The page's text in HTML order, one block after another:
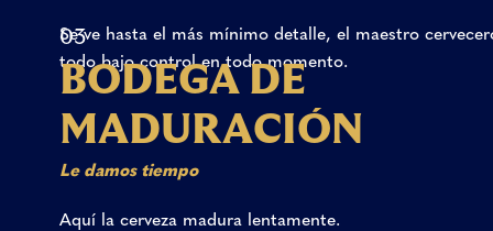
Se ve hasta el más mínimo detalle, el maestro
todo bajo control en todo momento.
03
BODEGA DE
MADURACIÓN
Le damos tiempo
Aquí la cerveza madura lentamente.